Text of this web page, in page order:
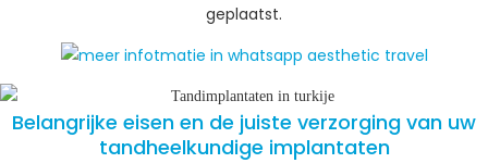
geplaatst.
Belangrijke eisen en de juiste verzorging van uw
tandheelkundige implantaten